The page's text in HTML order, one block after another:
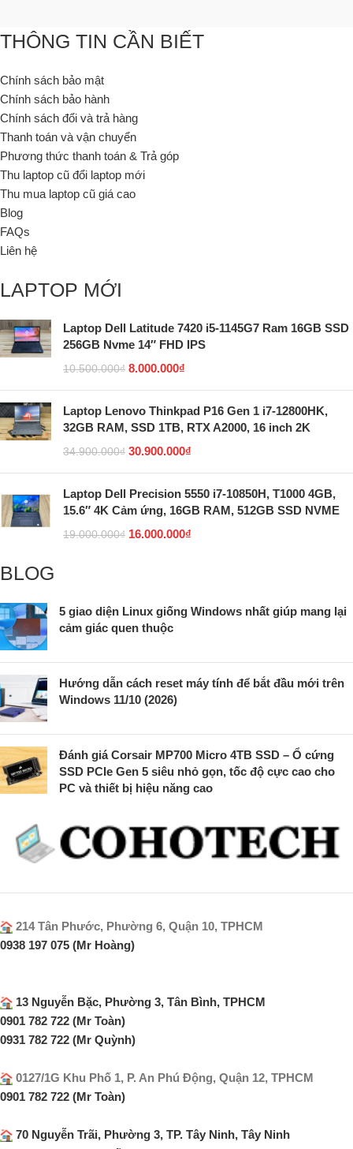
THÔNG TIN CẦN BIẾT
Chính sách bảo mật
Chính sách bảo hành
Chính sách đổi và trả hàng
Thanh toán và vận chuyển
Phương thức thanh toán & Trả góp
Thu laptop cũ đổi laptop mới
Thu mua laptop cũ giá cao
Blog
FAQs
Liên hệ
LAPTOP MỚI
Laptop Dell Latitude 7420 i5-1145G7 Ram 16GB SSD
256GB Nvme 14″ FHD IPS
10.500.000₫ 8.000.000₫
Laptop Lenovo Thinkpad P16 Gen 1 i7-12800HK,
32GB RAM, SSD 1TB, RTX A2000, 16 inch 2K
34.900.000₫ 30.900.000₫
Laptop Dell Precision 5550 i7-10850H, T1000 4GB,
15.6″ 4K Cảm ứng, 16GB RAM, 512GB SSD NVME
19.000.000₫ 16.000.000₫
BLOG
5 giao diện Linux giống Windows nhất giúp mang lại
cảm giác quen thuộc
Hướng dẫn cách reset máy tính để bắt đầu mới trên
Windows 11/10 (2026)
Đánh giá Corsair MP700 Micro 4TB SSD – Ổ cứng
SSD PCIe Gen 5 siêu nhỏ gọn, tốc độ cực cao cho
PC và thiết bị hiệu năng cao
214 Tân Phước, Phường 6, Quận 10, TPHCM
0938 197 075 (Mr Hoàng)
13 Nguyễn Bặc, Phường 3, Tân Bình, TPHCM
0901 782 722 (Mr Toàn)
0931 782 722 (Mr Quỳnh)
0127/1G Khu Phố 1, P. An Phú Động, Quận 12, TPHCM
0901 782 722 (Mr Toàn)
70 Nguyễn Trãi, Phường 3, TP. Tây Ninh, Tây Ninh